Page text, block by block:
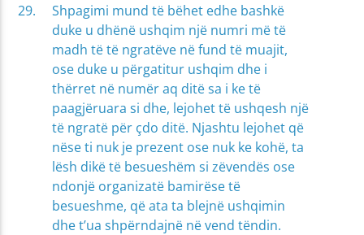
Shpagimi mund të bëhet edhe bashkë
duke u dhënë ushqim një numri më të
madh të të ngratëve në fund të muajit,
ose duke u përgatitur ushqim dhe i
thërret në numër aq ditë sa i ke të
paagjëruara si dhe, lejohet të ushqesh një
të ngratë për çdo ditë. Njashtu lejohet që
nëse ti nuk je prezent ose nuk ke kohë, ta
lësh dikë të besueshëm si zëvendës ose
ndonjë organizatë bamirëse të
besueshme, që ata ta blejnë ushqimin
dhe t’ua shpërndajnë në vend tëndin.